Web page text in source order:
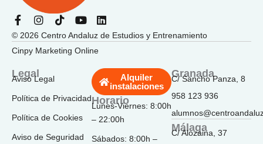
F
a
c
e
o
o
k
-
f
I
n
s
t
g
r
m
T
i
k
t
Y
u
t
L
n
d
i
n
© 2026 Centro Andaluz de Estudios y Entrenamiento
Cinpy Marketing Online
Legal
Aviso Legal
Política de Privacidad
Política de Cookies
Aviso de Seguridad
Horario
Lunes-Viernes: 8:00h
– 22:00h
Sábados: 8:00h –
Alquiler
instalaciones
Granada
C/ Sancho Panza, 8
958 123 936
Málaga
C/ Alozaina, 37